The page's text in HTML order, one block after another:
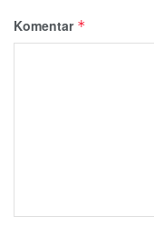
Komentar *